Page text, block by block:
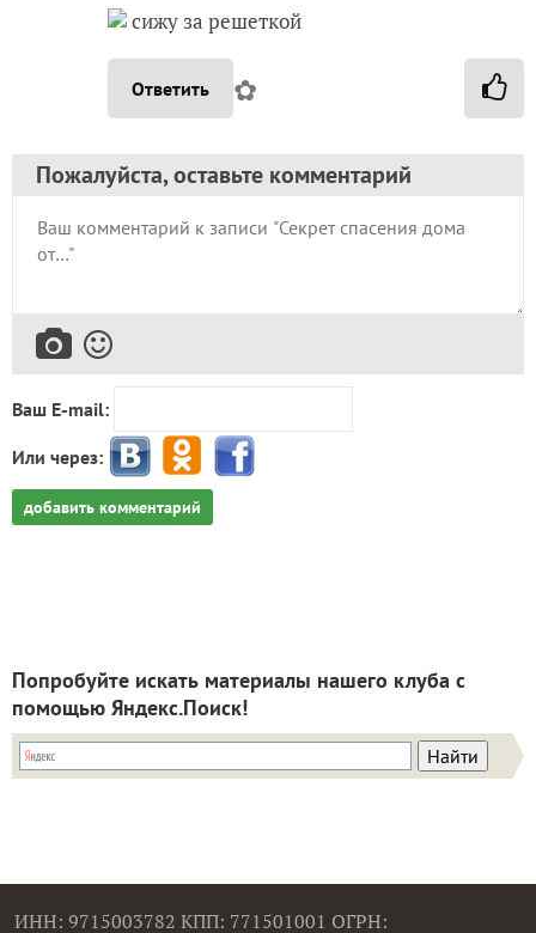
сижу за решеткой
Ответить ✿
Пожалуйста, оставьте комментарий
Ваш E-mail:
Или через:
добавить комментарий
Попробуйте искать материалы нашего клуба с
помощью Яндекс.Поиск!
ИНН: 9715003782 КПП: 771501001 ОГРН: